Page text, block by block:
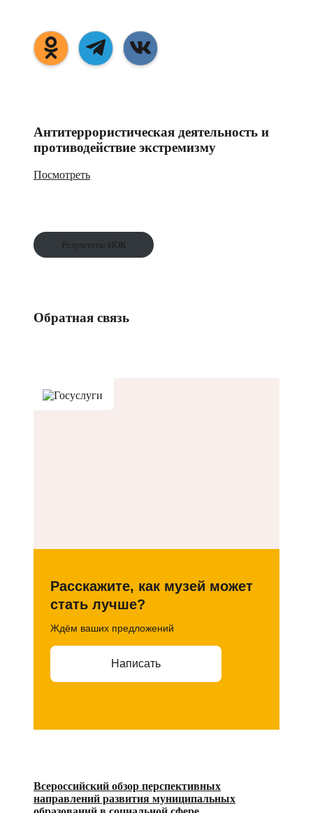
Антитеррористическая деятельность и
противодействие экстремизму
Посмотреть
Результаты НОК
Обратная связь
Расскажите, как музей может
стать лучше?
Ждём ваших предложений
Написать
Всероссийский обзор перспективных
направлений развития муниципальных